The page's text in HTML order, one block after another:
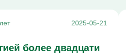
2025-05-21
более двадцати